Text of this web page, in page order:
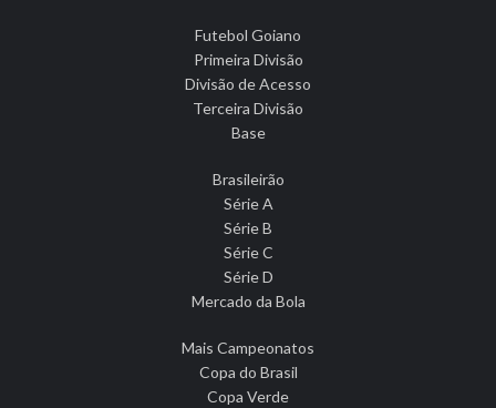
Futebol Goiano
Primeira Divisão
Divisão de Acesso
Terceira Divisão
Base
Brasileirão
Série A
Série B
Série C
Série D
Mercado da Bola
Mais Campeonatos
Copa do Brasil
Copa Verde